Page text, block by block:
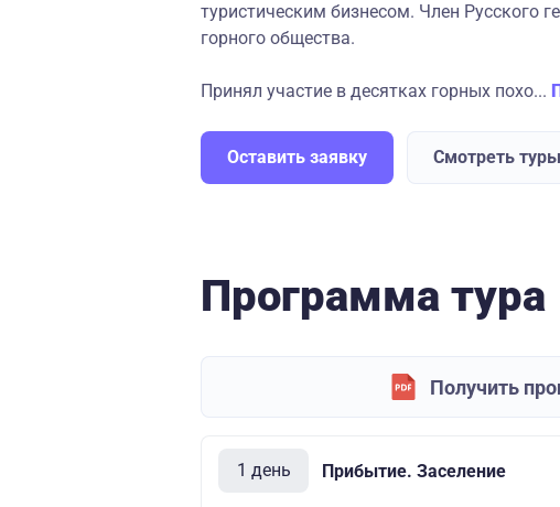
туристическим бизнесом. Член Русского
горного общества.
Принял участие в десятках горных похо...
Оставить заявку Смотреть
Программа тура
Получить
1 день Прибытие. Заселение